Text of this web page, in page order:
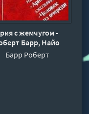
с жемчугом -
Барр, Найо
Джозефина Тэй
Барр Роберт